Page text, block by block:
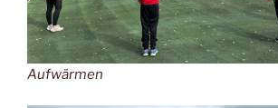
Aufwärmen